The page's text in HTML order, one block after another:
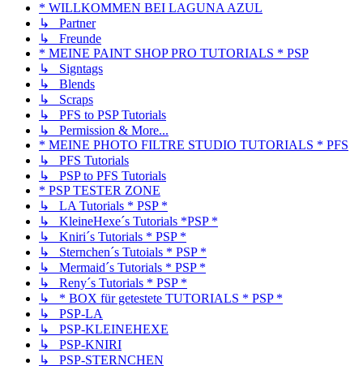
* WILLKOMMEN BEI LAGUNA AZUL
↳ Partner
↳ Freunde
* MEINE PAINT SHOP PRO TUTORIALS * PSP
↳ Signtags
↳ Blends
↳ Scraps
↳ PFS to PSP Tutorials
↳ Permission & More...
* MEINE PHOTO FILTRE STUDIO TUTORIALS * PFS
↳ PFS Tutorials
↳ PSP to PFS Tutorials
* PSP TESTER ZONE
↳ LA Tutorials * PSP *
↳ KleineHexe´s Tutorials *PSP *
↳ Kniri´s Tutorials * PSP *
↳ Sternchen´s Tutoials * PSP *
↳ Mermaid´s Tutorials * PSP *
↳ Reny´s Tutorials * PSP *
↳ * BOX für getestete TUTORIALS * PSP *
↳ PSP-LA
↳ PSP-KLEINEHEXE
↳ PSP-KNIRI
↳ PSP-STERNCHEN